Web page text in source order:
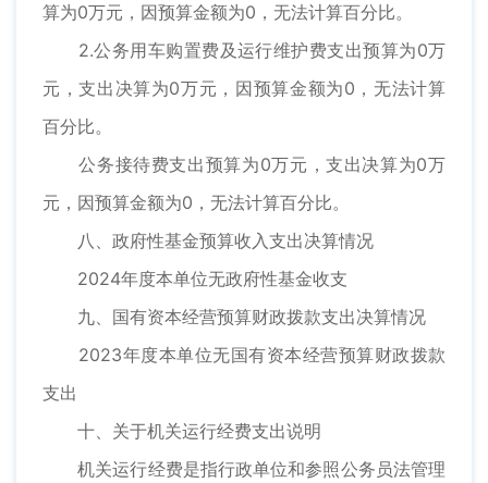
算为0万元，因预算金额为0，无法计算百分比。
2.公务用车购置费及运行维护费支出预算为0万
元，支出决算为0万元，因预算金额为0，无法计算
百分比。
公务接待费支出预算为0万元，支出决算为0万
元，因预算金额为0，无法计算百分比。
八、政府性基金预算收入支出决算情况
2024年度本单位无政府性基金收支
九、国有资本经营预算财政拨款支出决算情况
2023年度本单位无国有资本经营预算财政拨款
支出
十、关于机关运行经费支出说明
机关运行经费是指行政单位和参照公务员法管理